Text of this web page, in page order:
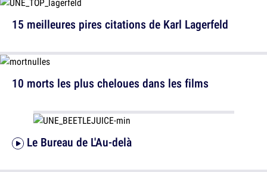
Le Bureau de L'Au-delà
15 meilleures pires citations de Karl Lagerfeld
10 morts les plus cheloues dans les films